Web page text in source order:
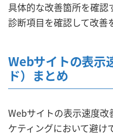
具体的な改善箇所を確認
診断項目を確認して改善
Webサイトの表示
ド）まとめ
Webサイトの表示速度
ケティングにおいて避け